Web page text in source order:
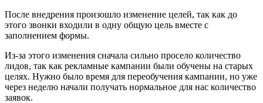
После внедрения произошло изменение целей, так как до
этого звонки входили в одну общую цель вместе с
заполнением формы.
Из-за этого изменения сначала сильно просело количество
лидов, так как рекламные кампании были обучены на старых
целях. Нужно было время для переобучения кампании, но уже
через неделю начали получать нормальное для нас количество
заявок.